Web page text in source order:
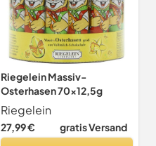
Riegelein Massiv-
Osterhasen 70x12,5g
Riegelein
27,99 € gratis Versand